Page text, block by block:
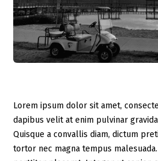
Lorem ipsum dolor sit amet,
dapibus velit at enim pulvinar
Quisque a convallis diam, dictum
tortor nec magna tempus